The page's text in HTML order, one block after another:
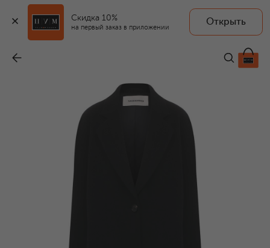
Скидка 10%
на первый заказ в приложении
Открыть
195 000 ₽